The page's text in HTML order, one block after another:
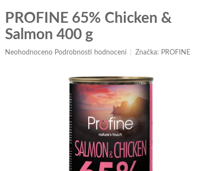
PROFINE 65% Chicken &
Salmon 400 g
Průměrné
Neohodnoceno Podrobnosti hodnocení Značka: PROFINE